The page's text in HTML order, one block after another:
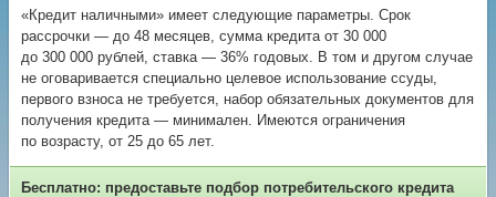
«Кредит наличными» имеет следующие параметры. Срок
рассрочки — до 48 месяцев, сумма кредита от 30 000
до 300 000 рублей, ставка — 36% годовых. В том и другом случае
не оговаривается специально целевое использование ссуды,
первого взноса не требуется, набор обязательных документов для
получения кредита — минимален. Имеются ограничения
по возрасту, от 25 до 65 лет.
Бесплатно: предоставьте подбор потребительского кредита